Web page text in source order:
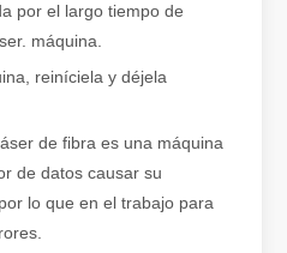
Eliminación de pintura con láser, debe elegir la mejor forma de eliminar la pintura
restauración de superficies, la
por el largo tiempo de
máquina.
reiníciela y déjela
de fibra es una máquina
de datos causar su
lo que en el trabajo para